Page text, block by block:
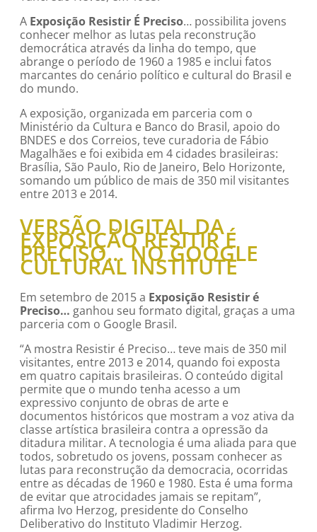
A Exposição Resistir É Preciso… possibilita jovens
conhecer melhor as lutas pela reconstrução
democrática através da linha do tempo, que
abrange o período de 1960 a 1985 e inclui fatos
marcantes do cenário político e cultural do Brasil e
do mundo.
A exposição, organizada em parceria com o
Ministério da Cultura e Banco do Brasil, apoio do
BNDES e dos Correios, teve curadoria de Fábio
Magalhães e foi exibida em 4 cidades brasileiras:
Brasília, São Paulo, Rio de Janeiro, Belo Horizonte,
somando um público de mais de 350 mil visitantes
entre 2013 e 2014.
VERSÃO DIGITAL DA
EXPOSIÇÃO RESITIR É
PRECISO… NO GOOGLE
CULTURAL INSTITUTE
Em setembro de 2015 a Exposição Resistir é
Preciso… ganhou seu formato digital, graças a uma
parceria com o Google Brasil.
“A mostra Resistir é Preciso… teve mais de 350 mil
visitantes, entre 2013 e 2014, quando foi exposta
em quatro capitais brasileiras. O conteúdo digital
permite que o mundo tenha acesso a um
expressivo conjunto de obras de arte e
documentos históricos que mostram a voz ativa da
classe artística brasileira contra a opressão da
ditadura militar. A tecnologia é uma aliada para que
todos, sobretudo os jovens, possam conhecer as
lutas para reconstrução da democracia, ocorridas
entre as décadas de 1960 e 1980. Esta é uma forma
de evitar que atrocidades jamais se repitam”,
afirma Ivo Herzog, presidente do Conselho
Deliberativo do Instituto Vladimir Herzog.